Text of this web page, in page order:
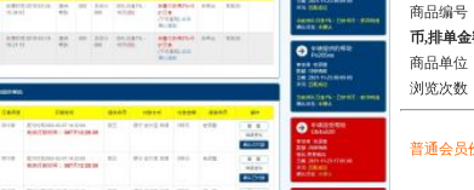
商品编号
币,排单
商品单位
浏览次数
普通会员